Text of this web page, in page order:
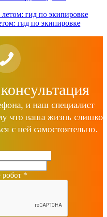
гид по экипировке
и наш специалист
что ваша жизнь
с ней самостоятельно.
робот *